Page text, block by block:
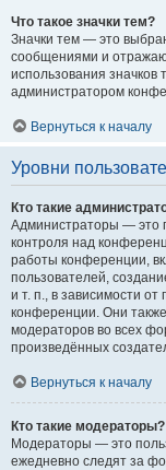
Что такое значки тем?
Значки тем — это
сообщениями и
использования
администратором
Вернуться к началу
Уровни
Кто такие
Администраторы — это
контроля над
работы конференции,
пользователей,
и т. п., в зависимости
конференции. Они
модераторов во всех
произведённых
Вернуться к началу
Кто такие модераторы?
Модераторы — это
ежедневно следят за